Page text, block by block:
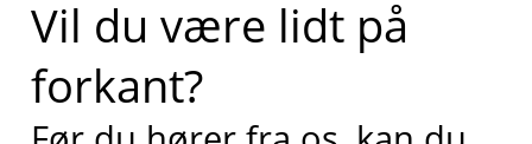
Vil du være lidt på
forkant?